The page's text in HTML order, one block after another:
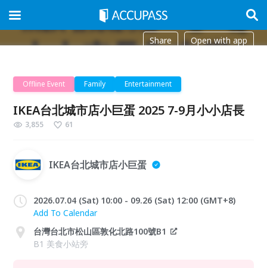
Share Open with app
Offline Event Family Entertainment
IKEA台北城市店小巨蛋 2025 7-9月小小店長
3,855 61
IKEA台北城市店小巨蛋
2026.07.04 (Sat) 10:00 - 09.26 (Sat) 12:00 (GMT+8)
Add To Calendar
台灣台北市松山區敦化北路100號B1
B1 美食小站旁